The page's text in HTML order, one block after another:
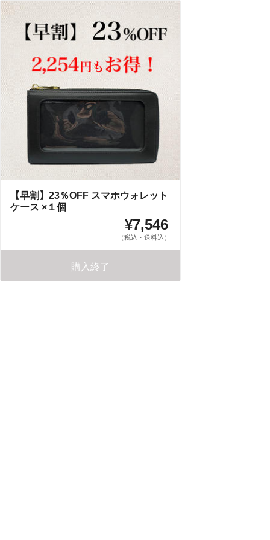
【早割】23％OFF スマホウォレット
ケース ×１個
¥7,546
（税込・送料込）
購入終了